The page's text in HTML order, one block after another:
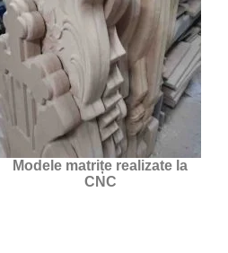
Modele matrițe realizate la
CNC